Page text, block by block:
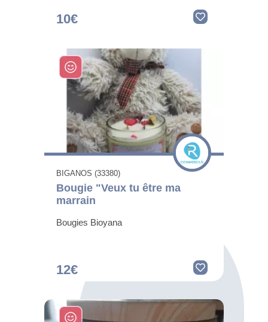
10€
BIGANOS (33380)
Bougie "Veux tu être ma
marrain
Bougies Bioyana
12€